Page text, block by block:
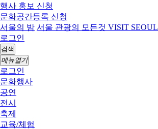
행사 홍보 신청
문화공간등록 신청
서울의 밤 서울 관광의 모든것 VISIT SEOUL
로그인
검색
메뉴열기
로그인
문화행사
공연
전시
축제
교육/체험